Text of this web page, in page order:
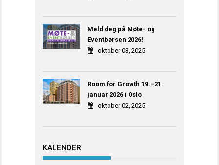
Meld deg på Møte- og
Eventbørsen 2026!
oktober 03, 2025
Room for Growth 19.–21.
januar 2026 i Oslo
oktober 02, 2025
KALENDER